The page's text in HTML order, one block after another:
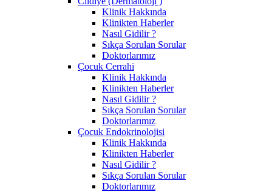
Klinik Hakkında
Klinikten Haberler
Nasıl Gidilir ?
Sıkça Sorulan Sorular
Doktorlarımız
Çocuk Cerrahi
Klinik Hakkında
Klinikten Haberler
Nasıl Gidilir ?
Sıkça Sorulan Sorular
Doktorlarımız
Çocuk Endokrinolojisi
Klinik Hakkında
Klinikten Haberler
Nasıl Gidilir ?
Sıkça Sorulan Sorular
Doktorlarımız